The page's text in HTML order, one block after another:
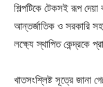
শিল্পটিকে টেকসই রূপ
আন্তর্জাতিক ও সরকারি
লক্ষ্যে স্থাপিত কেন্দ্রকে
খাতসংশ্লিষ্ট সূত্রে জানা